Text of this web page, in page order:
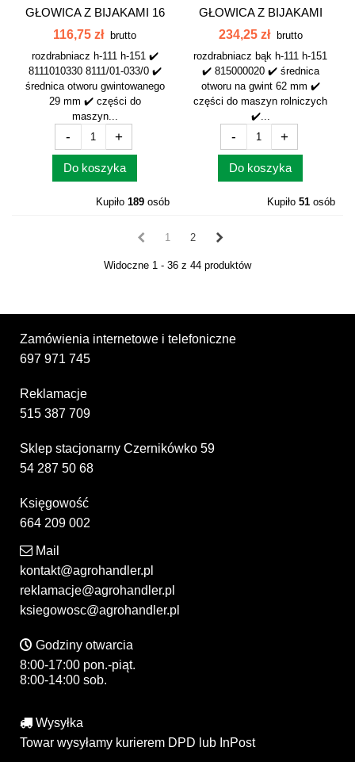
GŁOWICA Z BIJAKAMI 16
ZYGIERT...
116,75 zł
brutto
rozdrabniacz h-111 h-151 ✔️
8111010330 8111/01-033/0 ✔️
średnica otworu gwintowanego
29 mm ✔️ części do
maszyn...
- +
Do koszyka
Kupiło 189 osób
GŁOWICA Z BIJAKAMI
BĄK DUŻY...
234,25 zł
brutto
rozdrabniacz bąk h-111 h-151
✔️ 815000020 ✔️ średnica
otworu na gwint 62 mm ✔️
części do maszyn rolniczych
✔️...
- +
Do koszyka
Kupiło 51 osób
1 2
Widoczne 1 - 36 z 44 produktów
Zamówienia internetowe i telefoniczne
697 971 745
Reklamacje
515 387 709
Sklep stacjonarny Czernikówko 59
54 287 50 68
Księgowość
664 209 002
Mail
kontakt@agrohandler.pl
reklamacje@agrohandler.pl
ksiegowosc@agrohandler.pl
Godziny otwarcia
8:00-17:00 pon.-piąt.
8:00-14:00 sob.
Wysyłka
Towar wysyłamy kurierem DPD lub InPost